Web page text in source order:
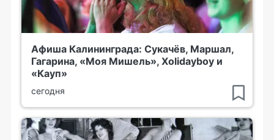
Афиша Калининграда: Сукачёв, Маршал,
Гагарина, «Моя Мишель», Xolidayboy и
«Кауп»
сегодня